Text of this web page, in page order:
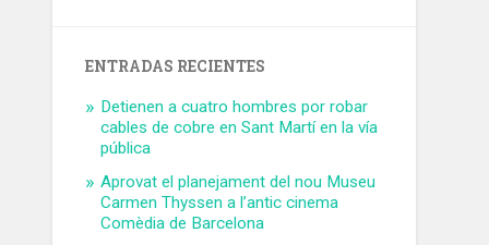
ENTRADAS RECIENTES
Detienen a cuatro hombres por robar
cables de cobre en Sant Martí en la vía
pública
Aprovat el planejament del nou Museu
Carmen Thyssen a l’antic cinema
Comèdia de Barcelona